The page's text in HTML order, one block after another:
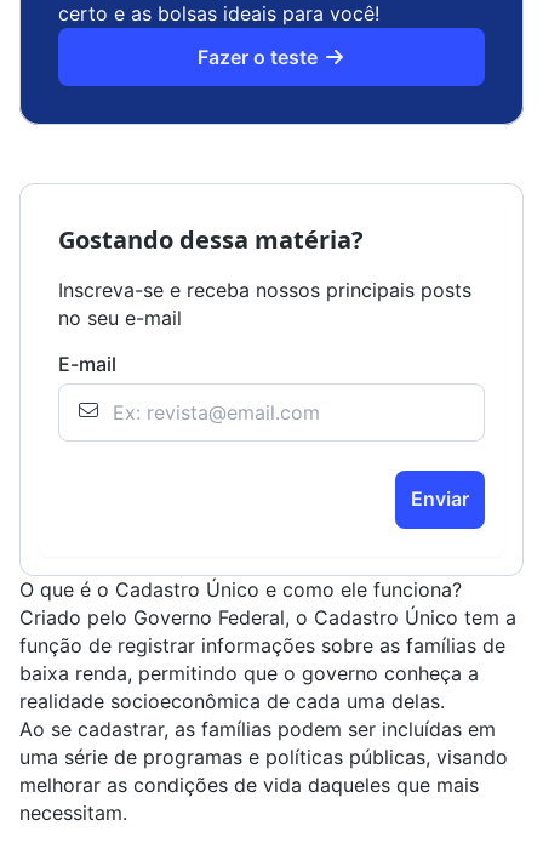
certo e as bolsas ideais para você!
Fazer o teste
Gostando dessa matéria?
Inscreva-se e receba nossos principais posts
no seu e-mail
E-mail
Enviar
O que é o Cadastro Único e como ele funciona?
Criado pelo Governo Federal, o Cadastro Único tem a
função de registrar informações sobre as famílias de
baixa renda, permitindo que o governo conheça a
realidade socioeconômica de cada uma delas.
Ao se cadastrar, as famílias podem ser incluídas em
uma série de programas e políticas públicas, visando
melhorar as condições de vida daqueles que mais
necessitam.